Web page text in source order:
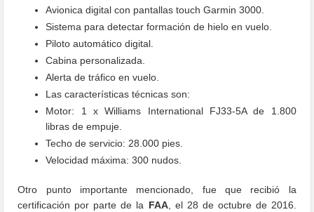
Avionica digital con pantallas touch Garmin 3000.
Sistema para detectar formación de hielo en vuelo.
Piloto automático digital.
Cabina personalizada.
Alerta de tráfico en vuelo.
Las características técnicas son:
Motor: 1 x Williams International FJ33-5A de 1.800
libras de empuje.
Techo de servicio: 28.000 pies.
Velocidad máxima: 300 nudos.
Otro punto importante mencionado, fue que recibió la
certificación por parte de la FAA, el 28 de octubre de 2016.